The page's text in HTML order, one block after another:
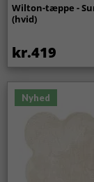
Wilton-tæppe -
(hvid)
kr.419
Nyhed